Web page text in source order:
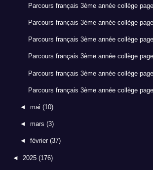
Parcours français 3ème année collège page
Parcours français 3ème année collège
Parcours français 3ème année collège
Parcours français 3ème année collège
Parcours français 3ème année collège
Parcours français 3ème année collège page
◄mai(10)
◄mars(3)
◄février(37)
◄ 2025 (176)